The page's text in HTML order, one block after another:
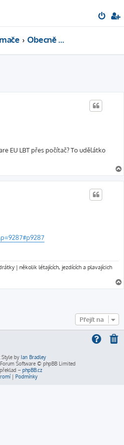
Obecně o přijímačích
EU LBT přes počítač? To udělátko
| několik létajících, jezdících a plavajícich
Přejít na
Style by Ian Bradley
Software © phpBB Limited
– phpBB.cz
| Podmínky